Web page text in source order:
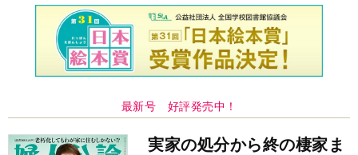
最新号 好評発売中！
実家の処分から終の棲家ま